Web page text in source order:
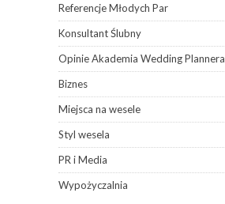
Referencje Młodych Par
Konsultant Ślubny
Opinie Akademia Wedding Plannera
Biznes
Miejsca na wesele
Styl wesela
PR i Media
Wypożyczalnia